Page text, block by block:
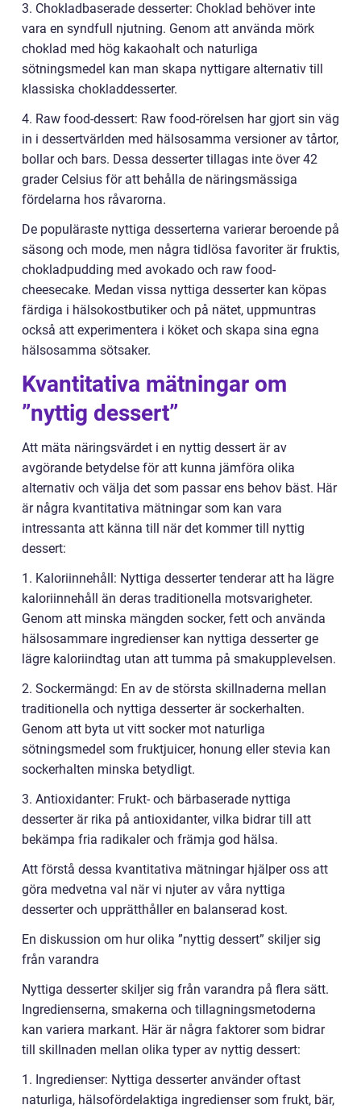
3. Chokladbaserade desserter: Choklad behöver inte
vara en syndfull njutning. Genom att använda mörk
choklad med hög kakaohalt och naturliga
sötningsmedel kan man skapa nyttigare alternativ till
klassiska chokladdesserter.
4. Raw food-dessert: Raw food-rörelsen har gjort sin väg
in i dessertvärlden med hälsosamma versioner av tårtor,
bollar och bars. Dessa desserter tillagas inte över 42
grader Celsius för att behålla de näringsmässiga
fördelarna hos råvarorna.
De populäraste nyttiga desserterna varierar beroende på
säsong och mode, men några tidlösa favoriter är fruktis,
chokladpudding med avokado och raw food-
cheesecake. Medan vissa nyttiga desserter kan köpas
färdiga i hälsokostbutiker och på nätet, uppmuntras
också att experimentera i köket och skapa sina egna
hälsosamma sötsaker.
Kvantitativa mätningar om
”nyttig dessert”
Att mäta näringsvärdet i en nyttig dessert är av
avgörande betydelse för att kunna jämföra olika
alternativ och välja det som passar ens behov bäst. Här
är några kvantitativa mätningar som kan vara
intressanta att känna till när det kommer till nyttig
dessert:
1. Kaloriinnehåll: Nyttiga desserter tenderar att ha lägre
kaloriinnehåll än deras traditionella motsvarigheter.
Genom att minska mängden socker, fett och använda
hälsosammare ingredienser kan nyttiga desserter ge
lägre kaloriindtag utan att tumma på smakupplevelsen.
2. Sockermängd: En av de största skillnaderna mellan
traditionella och nyttiga desserter är sockerhalten.
Genom att byta ut vitt socker mot naturliga
sötningsmedel som fruktjuicer, honung eller stevia kan
sockerhalten minska betydligt.
3. Antioxidanter: Frukt- och bärbaserade nyttiga
desserter är rika på antioxidanter, vilka bidrar till att
bekämpa fria radikaler och främja god hälsa.
Att förstå dessa kvantitativa mätningar hjälper oss att
göra medvetna val när vi njuter av våra nyttiga
desserter och upprätthåller en balanserad kost.
En diskussion om hur olika ”nyttig dessert” skiljer sig
från varandra
Nyttiga desserter skiljer sig från varandra på flera sätt.
Ingredienserna, smakerna och tillagningsmetoderna
kan variera markant. Här är några faktorer som bidrar
till skillnaden mellan olika typer av nyttig dessert:
1. Ingredienser: Nyttiga desserter använder oftast
naturliga, hälsofördelaktiga ingredienser som frukt, bär,